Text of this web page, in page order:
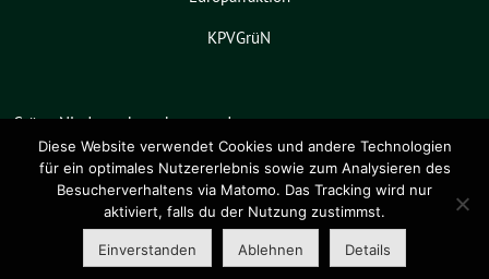
KPVGrüN
Grüne Niedersachsen benutzt das
freie grüne Themesunflower ‐ ein
Angebot derverdigado eG.
Diese Website verwendet Cookies und andere Technologien
für ein optimales Nutzererlebnis sowie zum Analysieren des
Besucherverhaltens via Matomo. Das Tracking wird nur
aktiviert, falls du der Nutzung zustimmst.
Einverstanden Ablehnen Details